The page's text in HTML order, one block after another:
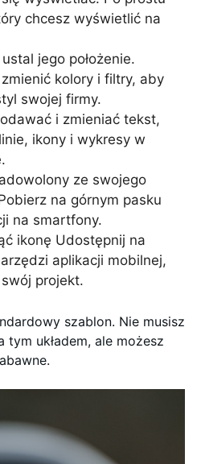
chcesz wyświetlić na
jego położenie.
kolory i filtry, aby
swojej firmy.
i zmieniać tekst,
ikony i wykresy w
ze swojego
na górnym pasku
na smartfony.
ikonę Udostępnij na
aplikacji mobilnej,
projekt.
szablon. Nie musisz
układem, ale możesz